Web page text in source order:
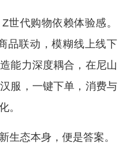
世代购物依赖体验感。
品联动，模糊线上线下
能力深度耦合，在尼山
服，一键下单，消费与
。
生态本身，便是答案。